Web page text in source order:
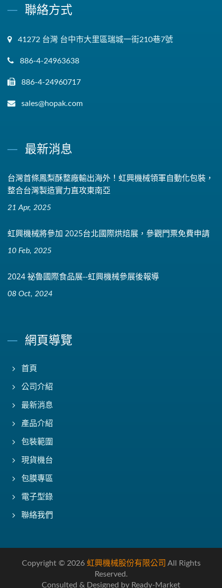
聯絡方式
41272 台灣 台中市大里區瑞城一街210巷7號
886-4-24963638
886-4-24960717
sales@hopak.com
最新消息
台灣首條鳳梨酥整廠輸出海外！虹興機械領軍自動化包裝，
整合台灣製造實力直攻東南亞
21 Apr, 2025
虹興機械將參加 2025台北國際烘焙展，參觀門票免費申請
10 Feb, 2025
2024 祕魯國際食品展--虹興機械參展後報導
08 Oct, 2024
網頁導覽
首頁
公司介紹
最新消息
產品介紹
包裝範圍
現貨機台
包膜專區
電子型錄
聯絡我們
Copyright © 2026 虹興機械股份有限公司 All Rights
Reserved.
Consulted & Designed by Ready-Market